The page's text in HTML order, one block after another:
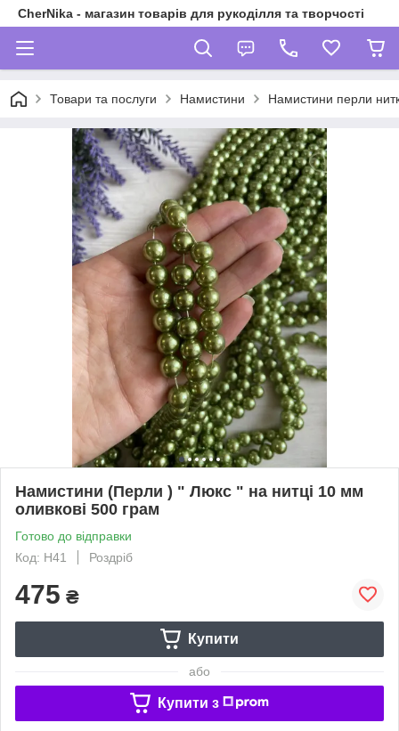
CherNika - магазин товарів для рукоділля та творчості
Товари та послуги Намистини Намистини перли
Намистини (Перли ) " Люкс " на нитці 10 мм
оливкові 500 грам
Готово до відправки
Код: Н41
Роздріб
475 ₴
Купити
або
Купити з